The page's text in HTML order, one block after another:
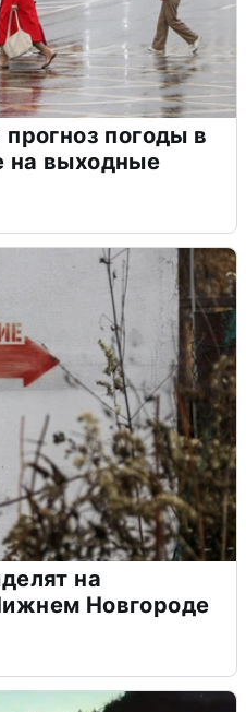
погоды в
на выходные
на
Новгороде